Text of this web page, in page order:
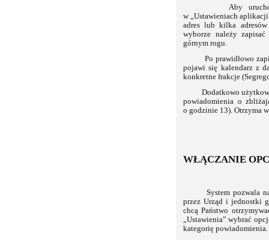
Aby uruchomić
w „Ustawieniach
adres lub kilka
wyborze należy
górnym rogu.
Po prawidłowo
pojawi się kalendarz z
konkretne frakcje
Dodatkowo
powiadomienia o
o godzinie 13). Otrzyma
WŁĄCZANIE
System pozwala na
przez Urząd i jednostki
chcą Państwo
„Ustawienia” wybrać
kategorię powiadomienia.